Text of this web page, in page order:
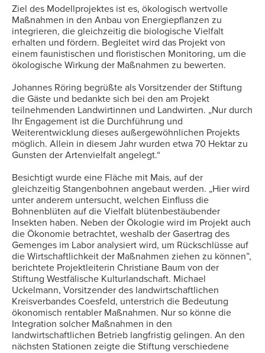
Ziel des Modellprojektes ist es, ökologisch wertvolle
Maßnahmen in den Anbau von Energiepflanzen zu
integrieren, die gleichzeitig die biologische Vielfalt
erhalten und fördern. Begleitet wird das Projekt von
einem faunistischen und floristischen Monitoring, um die
ökologische Wirkung der Maßnahmen zu bewerten.
Johannes Röring begrüßte als Vorsitzender der Stiftung
die Gäste und bedankte sich bei den am Projekt
teilnehmenden Landwirtinnen und Landwirten. „Nur durch
Ihr Engagement ist die Durchführung und
Weiterentwicklung dieses außergewöhnlichen Projekts
möglich. Allein in diesem Jahr wurden etwa 70 Hektar zu
Gunsten der Artenvielfalt angelegt.“
Besichtigt wurde eine Fläche mit Mais, auf der
gleichzeitig Stangenbohnen angebaut werden. „Hier wird
unter anderem untersucht, welchen Einfluss die
Bohnenblüten auf die Vielfalt blütenbestäubender
Insekten haben. Neben der Ökologie wird im Projekt auch
die Ökonomie betrachtet, weshalb der Gasertrag des
Gemenges im Labor analysiert wird, um Rückschlüsse auf
die Wirtschaftlichkeit der Maßnahmen ziehen zu können”,
berichtete Projektleiterin Christiane Baum von der
Stiftung Westfälische Kulturlandschaft. Michael
Uckelmann, Vorsitzender des landwirtschaftlichen
Kreisverbandes Coesfeld, unterstrich die Bedeutung
ökonomisch rentabler Maßnahmen. Nur so könne die
Integration solcher Maßnahmen in den
landwirtschaftlichen Betrieb langfristig gelingen. An den
nächsten Stationen zeigte die Stiftung verschiedene